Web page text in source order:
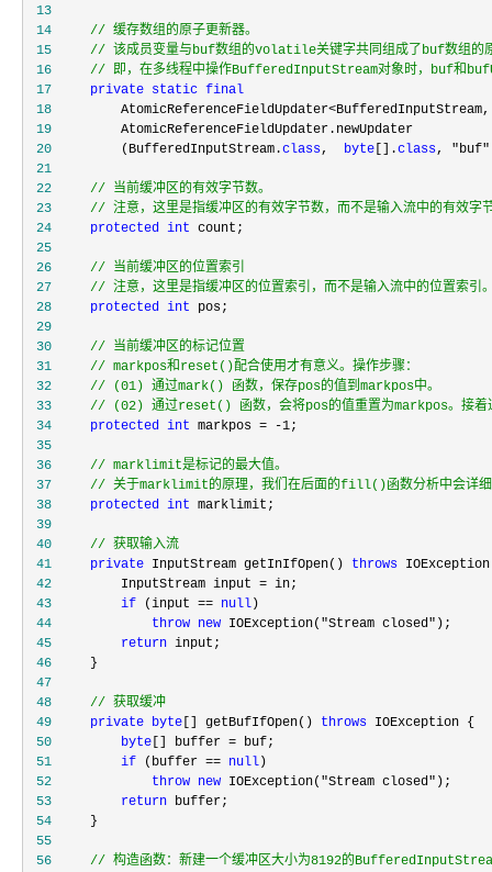
13
14
//
15
//
16
// 即，在多线程中操作BufferedInputStream对象时，buf和
17
private static final
18
19
20
         (BufferedInputStream.
class, byte [].class, "buf"
21
22
//
23
// 注意，这里是指缓冲区的有效字节数，而不是输入流中的有效字
24
protected int
25
26
//
27
// 注意，这里是指缓冲区的位置索引，而不是输入流中的位置索引
28
protected int
29
30
//
31
//
32
//
33
// (02) 通过reset() 函数，会将pos的值重置为markpos。接着
34
protected int markpos = -1
35
36
//
37
// 关于marklimit的原理，我们在后面的fill()函数分析中会详
38
protected int
39
40
// 获取输入流
41
private InputStream getInIfOpen() throws
42
         InputStream input =
43
if (input == null
44
throw new IOException("Stream closed"
45
return
46
47
48
// 获取缓冲
49
private byte [] getBufIfOpen() throws
50
byte [] buffer =
51
if (buffer == null
52
throw new IOException("Stream closed"
53
return
54
55
56
// 构造函数：新建一个缓冲区大小为8192的